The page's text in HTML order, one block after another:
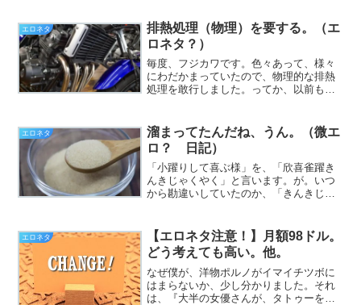
エロネタ
排熱処理（物理）を要する。（エ
ロネタ？）
毎度、フジカワです。色々あって、様々
にわだかまっていたので、物理的な排熱
処理を敢行しました。ってか、以前も
かなる検閲も働かないので。まずもって
一般的に「...
エロネタ
溜まってたんだね、うん。（微エ
ロ？ 日記）
「小躍りして喜ぶ様」を、「欣喜雀躍き
んきじゃくやく」と言います。が。いつ
から勘違いしていたのか、「きんきじょ
（挨拶）。と、いうわけで、フジカワで
す。先週の木曜日の旅行で...
エロネタ
【エロネタ注意！】月額98ドル。
どう考えても高い。他。
なぜ僕が、洋物ポルノがイマイチツボに
はまらないか、少し分かりました。それ
は、『大半の女優さんが、タトゥーを入